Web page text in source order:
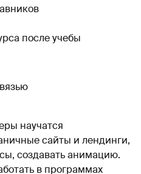
после учебы
научатся
сайты и лендинги,
создавать анимацию.
в программах